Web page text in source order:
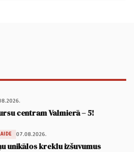
centram Valmierā – 5!
07.08.2026.
unikālos kreklu izšuvumus